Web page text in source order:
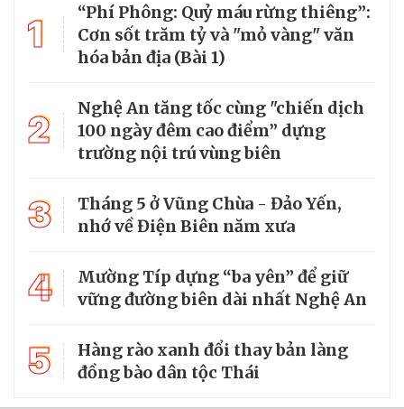
1
“Phí Phông: Quỷ máu rừng thiêng”:
Cơn sốt trăm tỷ và "mỏ vàng" văn
hóa bản địa (Bài 1)
2
Nghệ An tăng tốc cùng "chiến dịch
100 ngày đêm cao điểm” dựng
trường nội trú vùng biên
3
Tháng 5 ở Vũng Chùa - Đảo Yến,
nhớ về Điện Biên năm xưa
4
Mường Típ dựng “ba yên” để giữ
vững đường biên dài nhất Nghệ An
5
Hàng rào xanh đổi thay bản làng
đồng bào dân tộc Thái